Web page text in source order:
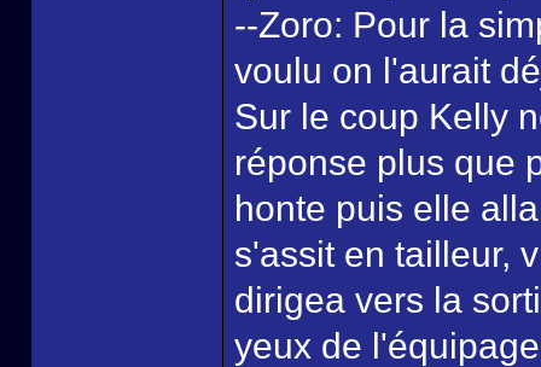
--Zoro: Pour la
voulu on l'aurait
Sur le coup Kelly
réponse plus que
honte puis elle
s'assit en tailleur,
dirigea vers la
yeux de